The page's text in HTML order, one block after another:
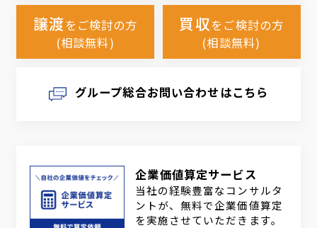
譲渡をご検討の方
(相談無料)
買収をご検討の方
(相談無料)
グループ総合お問い合わせはこちら
企業価値算定サービス
当社の経験豊富なコンサルタ
ントが、無料で企業価値算定
を実施させていただきます。